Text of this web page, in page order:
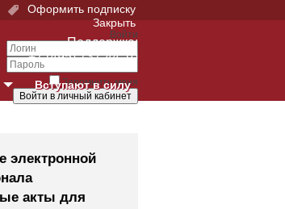
Оформить подписку
Закрыть
Войти
Запомнить меня
Поддержка:
+7 (495) 737-44-10
Вступают в силу
электронной
акты для